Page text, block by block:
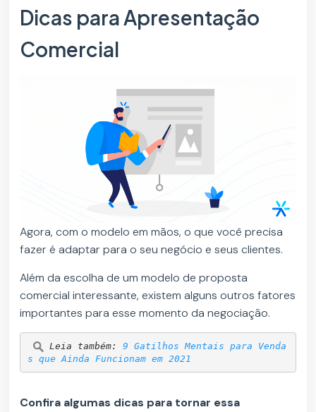
Dicas para Apresentação
Comercial
Agora, com o modelo em mãos, o que você precisa
fazer é adaptar para o seu negócio e seus clientes.
Além da escolha de um modelo de proposta
comercial interessante, existem alguns outros fatores
importantes para esse momento da negociação.
Leia também: 9 Gatilhos Mentais para Venda
s que Ainda Funcionam em 2021
Confira algumas dicas para tornar essa